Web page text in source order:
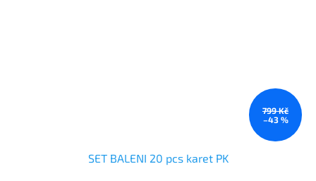
799 Kč
–43 %
SET BALENI 20 pcs karet PK